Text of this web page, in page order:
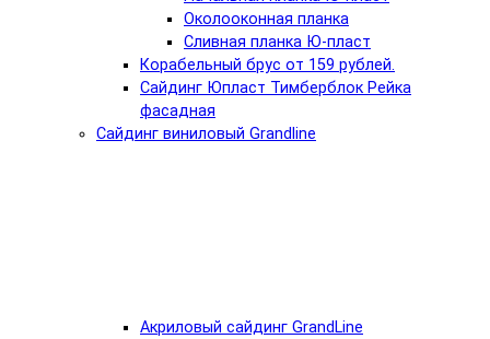
Околооконная планка
Сливная планка Ю-пласт
Корабельный брус от 159 рублей.
Сайдинг Юпласт Тимберблок Рейка
фасадная
Сайдинг виниловый Grandline
Акриловый сайдинг GrandLine